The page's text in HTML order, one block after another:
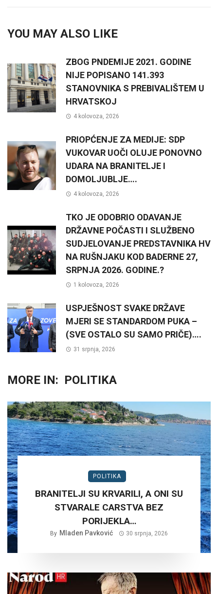
YOU MAY ALSO LIKE
ZBOG PNDEMIJE 2021. GODINE
NIJE POPISANO 141.393
STANOVNIKA S PREBIVALIŠTEM U
HRVATSKOJ
4 kolovoza, 2026
PRIOPĆENJE ZA MEDIJE: SDP
VUKOVAR UOČI OLUJE PONOVNO
UDARA NA BRANITELJE I
DOMOLJUBLJE….
4 kolovoza, 2026
TKO JE ODOBRIO ODAVANJE
DRŽAVNE POČASTI I SLUŽBENO
SUDJELOVANJE PREDSTAVNIKA HV
NA RUŠNJAKU KOD BADERNE 27,
SRPNJA 2026. GODINE.?
1 kolovoza, 2026
USPJEŠNOST SVAKE DRŽAVE
MJERI SE STANDARDOM PUKA –
(SVE OSTALO SU SAMO PRIČE)….
31 srpnja, 2026
MORE IN: POLITIKA
POLITIKA
BRANITELJI SU KRVARILI, A ONI SU
STVARALE CARSTVA BEZ
PORIJEKLA…
By Mladen Pavković 30 srpnja, 2026